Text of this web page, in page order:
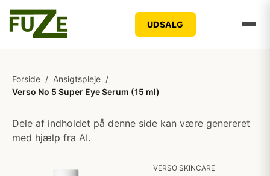
UDSALG
Forside / Ansigtspleje /
Verso No 5 Super Eye Serum (15 ml)
Dele af indholdet på denne side kan være genereret
med hjælp fra AI.
VERSO SKINCARE